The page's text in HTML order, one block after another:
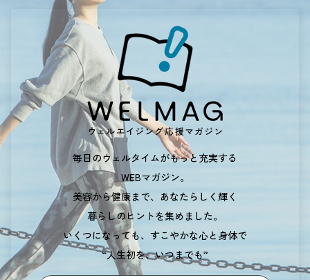
毎日のウェルタイムがもっと充実する
WEBマガジン。
美容から健康まで、あなたらしく輝く
暮らしのヒントを集めました。
いくつになっても、すこやかな心と身体で
“人生初を、いつまでも”